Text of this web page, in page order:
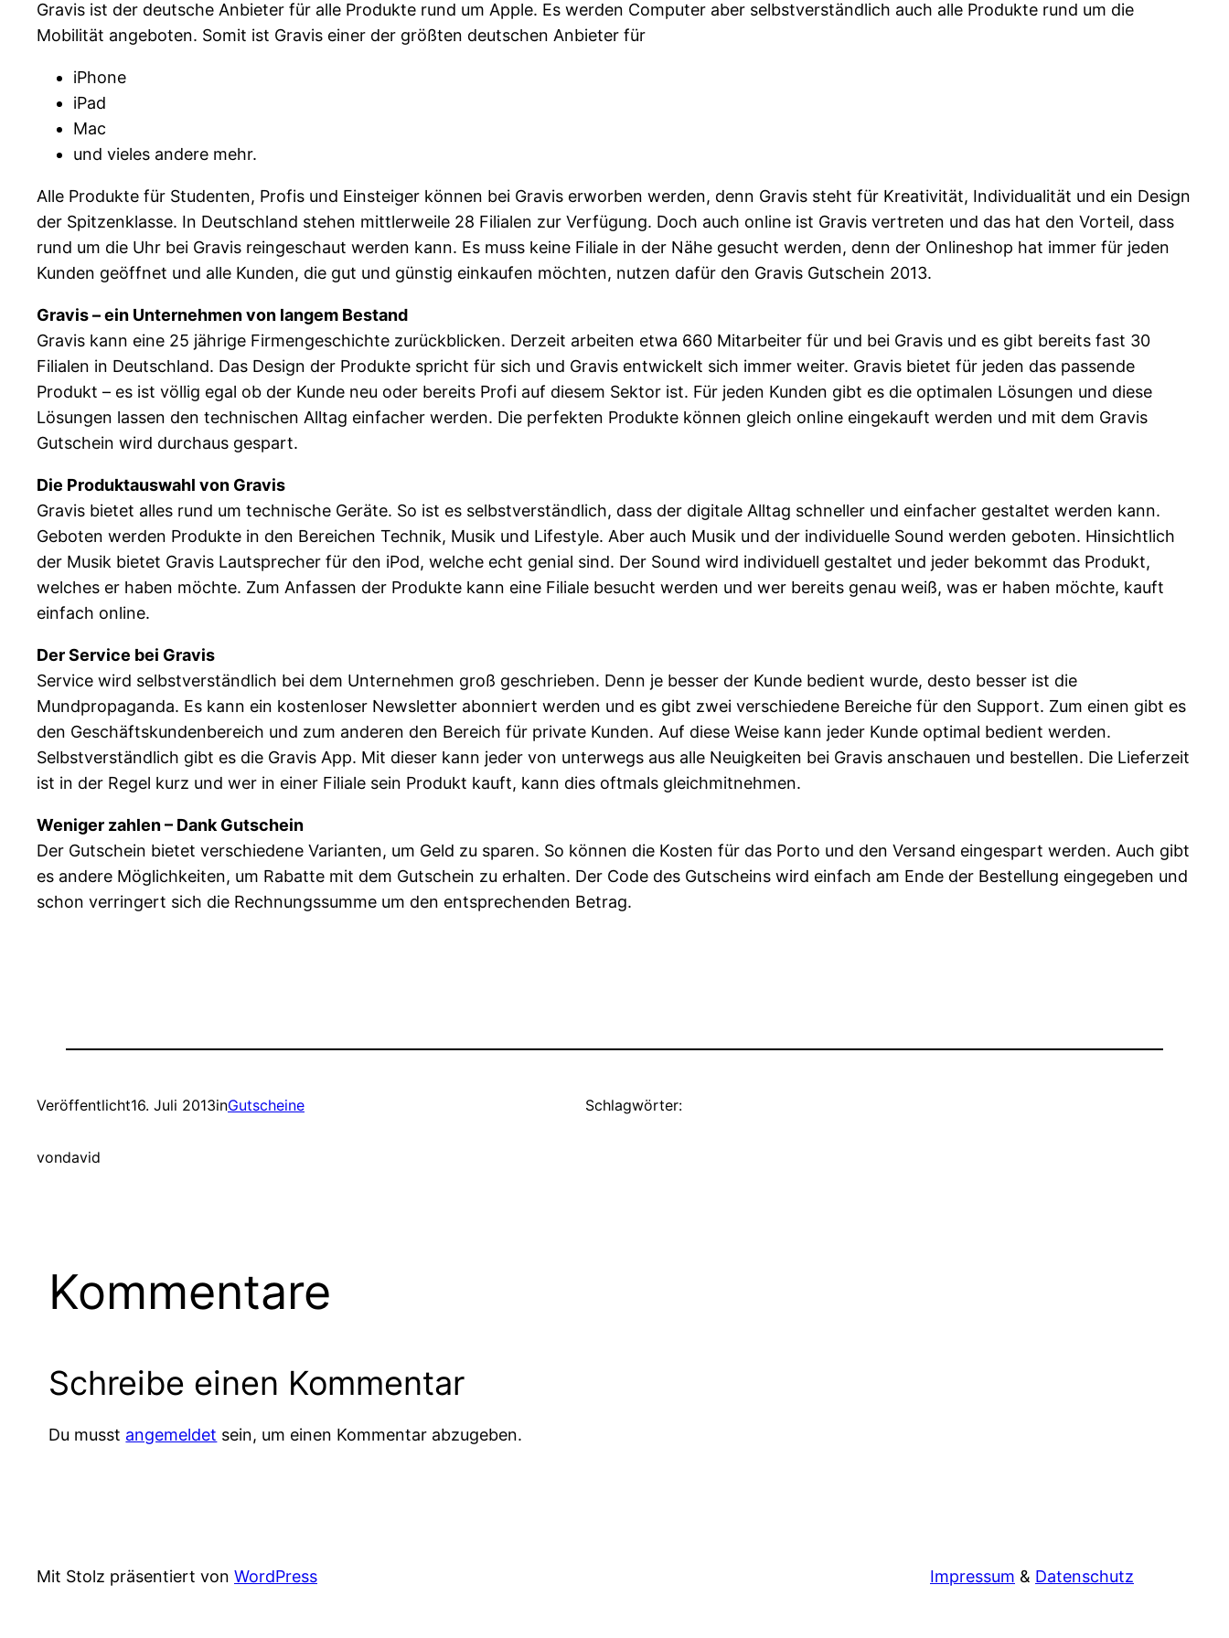
Gravis ist der deutsche Anbieter für alle Produkte rund um Apple. Es werden Computer aber selbstverständlich auch alle Produkte rund um die
Mobilität angeboten. Somit ist Gravis einer der größten deutschen Anbieter für
iPhone
iPad
Mac
und vieles andere mehr.
Alle Produkte für Studenten, Profis und Einsteiger können bei Gravis erworben werden, denn Gravis steht für Kreativität, Individualität und ein Design
der Spitzenklasse. In Deutschland stehen mittlerweile 28 Filialen zur Verfügung. Doch auch online ist Gravis vertreten und das hat den Vorteil, dass
rund um die Uhr bei Gravis reingeschaut werden kann. Es muss keine Filiale in der Nähe gesucht werden, denn der Onlineshop hat immer für jeden
Kunden geöffnet und alle Kunden, die gut und günstig einkaufen möchten, nutzen dafür den Gravis Gutschein 2013.
Gravis – ein Unternehmen von langem Bestand
Gravis kann eine 25 jährige Firmengeschichte zurückblicken. Derzeit arbeiten etwa 660 Mitarbeiter für und bei Gravis und es gibt bereits fast 30
Filialen in Deutschland. Das Design der Produkte spricht für sich und Gravis entwickelt sich immer weiter. Gravis bietet für jeden das passende
Produkt – es ist völlig egal ob der Kunde neu oder bereits Profi auf diesem Sektor ist. Für jeden Kunden gibt es die optimalen Lösungen und diese
Lösungen lassen den technischen Alltag einfacher werden. Die perfekten Produkte können gleich online eingekauft werden und mit dem Gravis
Gutschein wird durchaus gespart.
Die Produktauswahl von Gravis
Gravis bietet alles rund um technische Geräte. So ist es selbstverständlich, dass der digitale Alltag schneller und einfacher gestaltet werden kann.
Geboten werden Produkte in den Bereichen Technik, Musik und Lifestyle. Aber auch Musik und der individuelle Sound werden geboten. Hinsichtlich
der Musik bietet Gravis Lautsprecher für den iPod, welche echt genial sind. Der Sound wird individuell gestaltet und jeder bekommt das Produkt,
welches er haben möchte. Zum Anfassen der Produkte kann eine Filiale besucht werden und wer bereits genau weiß, was er haben möchte, kauft
einfach online.
Der Service bei Gravis
Service wird selbstverständlich bei dem Unternehmen groß geschrieben. Denn je besser der Kunde bedient wurde, desto besser ist die
Mundpropaganda. Es kann ein kostenloser Newsletter abonniert werden und es gibt zwei verschiedene Bereiche für den Support. Zum einen gibt es
den Geschäftskundenbereich und zum anderen den Bereich für private Kunden. Auf diese Weise kann jeder Kunde optimal bedient werden.
Selbstverständlich gibt es die Gravis App. Mit dieser kann jeder von unterwegs aus alle Neuigkeiten bei Gravis anschauen und bestellen. Die Lieferzeit
ist in der Regel kurz und wer in einer Filiale sein Produkt kauft, kann dies oftmals gleichmitnehmen.
Weniger zahlen – Dank Gutschein
Der Gutschein bietet verschiedene Varianten, um Geld zu sparen. So können die Kosten für das Porto und den Versand eingespart werden. Auch gibt
es andere Möglichkeiten, um Rabatte mit dem Gutschein zu erhalten. Der Code des Gutscheins wird einfach am Ende der Bestellung eingegeben und
schon verringert sich die Rechnungssumme um den entsprechenden Betrag.
Veröffentlicht16. Juli 2013inGutscheine
vondavid
Schlagwörter:
Kommentare
Schreibe einen Kommentar
Du musst angemeldet sein, um einen Kommentar abzugeben.
Mit Stolz präsentiert von WordPress Impressum & Datenschutz